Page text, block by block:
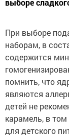
выборе
При выборе
наборам, в
содержится
помнить, что
являются
детей не
карамель, в
для детского